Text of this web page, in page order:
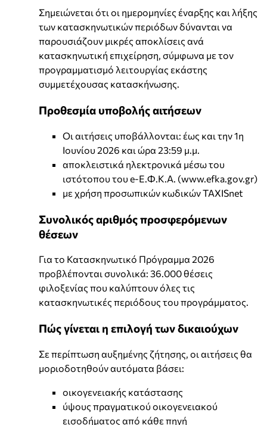
Σημειώνεται ότι οι ημερομηνίες έναρξης και λήξης
των κατασκηνωτικών περιόδων δύνανται να
παρουσιάζουν μικρές αποκλίσεις ανά
κατασκηνωτική επιχείρηση, σύμφωνα με τον
προγραμματισμό λειτουργίας εκάστης
συμμετέχουσας κατασκήνωσης.
Προθεσμία υποβολής αιτήσεων
Οι αιτήσεις υποβάλλονται: έως και την 1η
Ιουνίου 2026 και ώρα 23:59 μ.μ.
αποκλειστικά ηλεκτρονικά μέσω του
ιστότοπου του e-Ε.Φ.Κ.Α. (www.efka.gov.gr)
με χρήση προσωπικών κωδικών TAXISnet
Συνολικός αριθμός προσφερόμενων
θέσεων
Για το Κατασκηνωτικό Πρόγραμμα 2026
προβλέπονται συνολικά: 36.000 θέσεις
φιλοξενίας που καλύπτουν όλες τις
κατασκηνωτικές περιόδους του προγράμματος.
Πώς γίνεται η επιλογή των δικαιούχων
Σε περίπτωση αυξημένης ζήτησης, οι αιτήσεις θα
μοριοδοτηθούν αυτόματα βάσει:
οικογενειακής κατάστασης
ύψους πραγματικού οικογενειακού
εισοδήματος από κάθε πηγή